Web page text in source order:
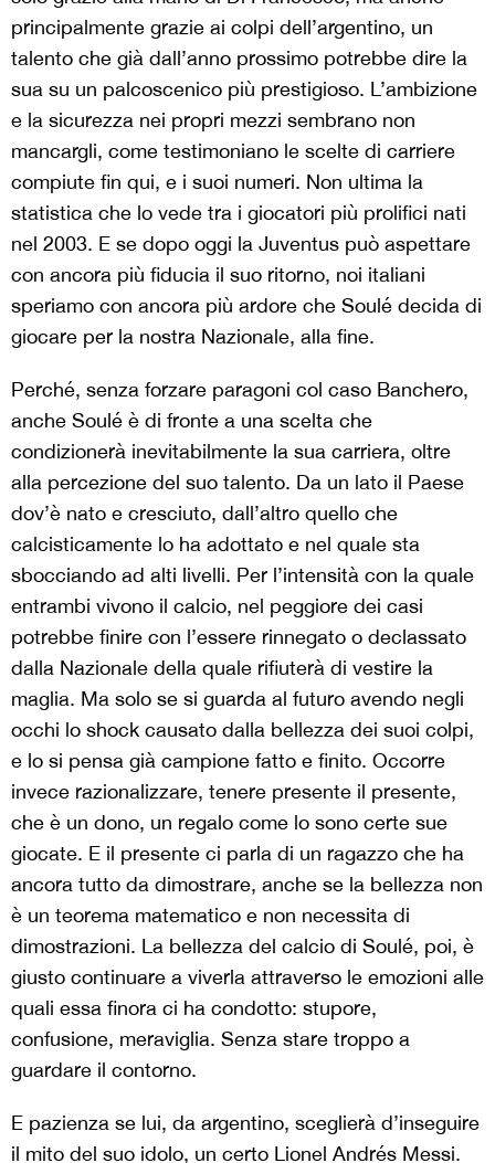
principalmente grazie ai colpi dell’argentino, un
talento che già dall’anno prossimo potrebbe dire la
sua su un palcoscenico più prestigioso. L’ambizione
e la sicurezza nei propri mezzi sembrano non
mancargli, come testimoniano le scelte di carriere
compiute fin qui, e i suoi numeri. Non ultima la
statistica che lo vede tra i giocatori più prolifici nati
nel 2003. E se dopo oggi la Juventus può aspettare
con ancora più fiducia il suo ritorno, noi italiani
speriamo con ancora più ardore che Soulé decida di
giocare per la nostra Nazionale, alla fine.
Perché, senza forzare paragoni col caso Banchero,
anche Soulé è di fronte a una scelta che
condizionerà inevitabilmente la sua carriera, oltre
alla percezione del suo talento. Da un lato il Paese
dov’è nato e cresciuto, dall’altro quello che
calcisticamente lo ha adottato e nel quale sta
sbocciando ad alti livelli. Per l’intensità con la quale
entrambi vivono il calcio, nel peggiore dei casi
potrebbe finire con l’essere rinnegato o declassato
dalla Nazionale della quale rifiuterà di vestire la
maglia. Ma solo se si guarda al futuro avendo negli
occhi lo shock causato dalla bellezza dei suoi colpi,
e lo si pensa già campione fatto e finito. Occorre
invece razionalizzare, tenere presente il presente,
che è un dono, un regalo come lo sono certe sue
giocate. E il presente ci parla di un ragazzo che ha
ancora tutto da dimostrare, anche se la bellezza non
è un teorema matematico e non necessita di
dimostrazioni. La bellezza del calcio di Soulé, poi, è
giusto continuare a viverla attraverso le emozioni alle
quali essa finora ci ha condotto: stupore,
confusione, meraviglia. Senza stare troppo a
guardare il contorno.
E pazienza se lui, da argentino, sceglierà d’inseguire
il mito del suo idolo, un certo Lionel Andrés Messi.